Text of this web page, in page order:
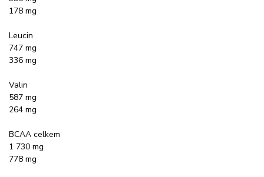
178 mg
Leucin
747 mg
336 mg
Valin
587 mg
264 mg
BCAA celkem
1 730 mg
778 mg